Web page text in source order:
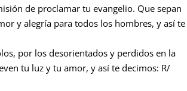
de proclamar tu evangelio. Que sepan
y alegría para todos los hombres, y así te
por los desorientados y perdidos en la
tu luz y tu amor, y así te decimos: R/